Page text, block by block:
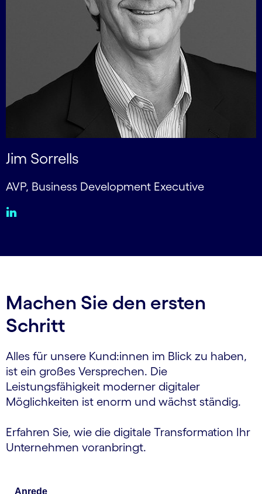
Jim Sorrells
AVP, Business Development Executive
Machen Sie den ersten
Schritt
Alles für unsere Kund:innen im Blick zu haben,
ist ein großes Versprechen. Die
Leistungsfähigkeit moderner digitaler
Möglichkeiten ist enorm und wächst ständig.
Erfahren Sie, wie die digitale Transformation Ihr
Unternehmen voranbringt.